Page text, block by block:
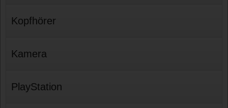
Kopfhörer
Kamera
PlayStation